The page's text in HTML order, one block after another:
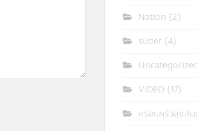
Nation (2)
slider (4)
Uncategorized
VIDEO (17)
ครอบครัวสุขสั